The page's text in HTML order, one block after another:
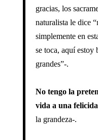
gracias, los
naturalista le dice
simplemente en
se toca, aquí estoy
grandes”-.
No tengo la
vida a una
la grandeza-.